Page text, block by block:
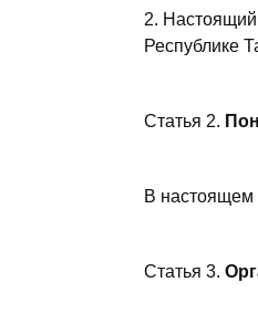
2. Настоящий
Республике
Статья 2.
В настоящем
Статья 3.